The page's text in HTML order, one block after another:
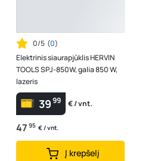
0/5 (0)
Elektrinis siaurapjūklis HERVIN
TOOLS SPJ-850W, galia 850 W,
lazeris
3999 € / vnt.
47 95 € / vnt.
Į krepšelį